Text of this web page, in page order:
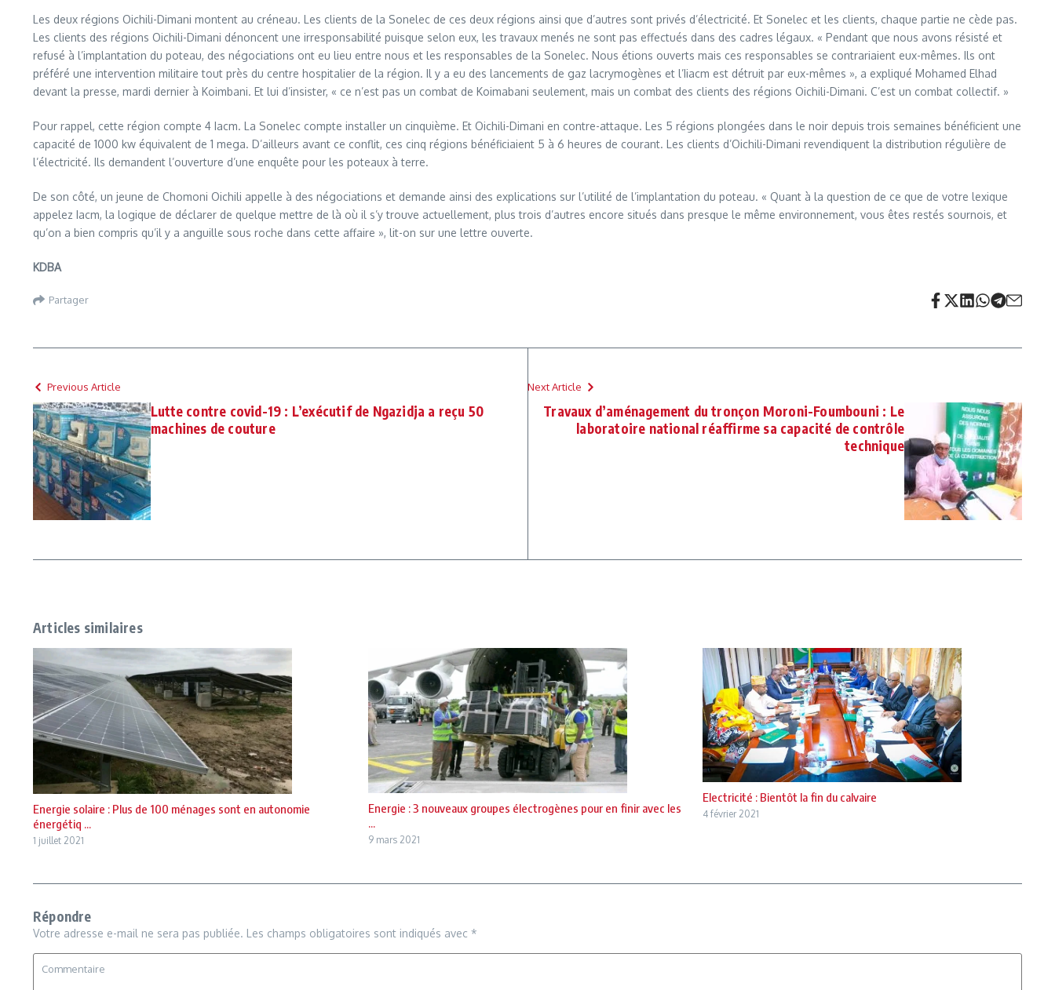
Les deux régions Oichili-Dimani montent au créneau. Les clients de la Sonelec de ces deux régions ainsi que d’autres sont privés d’électricité. Et Sonelec et les clients, chaque partie ne cède pas.
Les clients des régions Oichili-Dimani dénoncent une irresponsabilité puisque selon eux, les travaux menés ne sont pas effectués dans des cadres légaux. « Pendant que nous avons résisté et
refusé à l’implantation du poteau, des négociations ont eu lieu entre nous et les responsables de la Sonelec. Nous étions ouverts mais ces responsables se contrariaient eux-mêmes. Ils ont
préféré une intervention militaire tout près du centre hospitalier de la région. Il y a eu des lancements de gaz lacrymogènes et l’Iiacm est détruit par eux-mêmes », a expliqué Mohamed Elhad
devant la presse, mardi dernier à Koimbani. Et lui d’insister, « ce n’est pas un combat de Koimabani seulement, mais un combat des clients des régions Oichili-Dimani. C’est un combat collectif. »
Pour rappel, cette région compte 4 Iacm. La Sonelec compte installer un cinquième. Et Oichili-Dimani en contre-attaque. Les 5 régions plongées dans le noir depuis trois semaines bénéficient une
capacité de 1000 kw équivalent de 1 mega. D’ailleurs avant ce conflit, ces cinq régions bénéficiaient 5 à 6 heures de courant. Les clients d’Oichili-Dimani revendiquent la distribution régulière de
l’électricité. Ils demandent l’ouverture d’une enquête pour les poteaux à terre.
De son côté, un jeune de Chomoni Oichili appelle à des négociations et demande ainsi des explications sur l’utilité de l’implantation du poteau. « Quant à la question de ce que de votre lexique
appelez Iacm, la logique de déclarer de quelque mettre de là où il s’y trouve actuellement, plus trois d’autres encore situés dans presque le même environnement, vous êtes restés sournois, et
qu’on a bien compris qu’il y a anguille sous roche dans cette affaire », lit-on sur une lettre ouverte.
KDBA
Partager
Previous Article
Lutte contre covid-19 : L’exécutif de Ngazidja a reçu 50
machines de couture
Next Article
Travaux d’aménagement du tronçon Moroni-Foumbouni : Le
laboratoire national réaffirme sa capacité de contrôle
technique
Articles similaires
Energie solaire : Plus de 100 ménages sont en autonomie
énergétiq ...
1 juillet 2021
Energie : 3 nouveaux groupes électrogènes pour en finir avec les
...
9 mars 2021
Electricité : Bientôt la fin du calvaire
4 février 2021
Répondre
Votre adresse e-mail ne sera pas publiée. Les champs obligatoires sont indiqués avec *